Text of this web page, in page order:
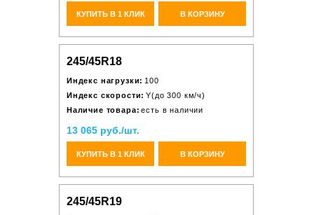
КУПИТЬ В 1 КЛИК В КОРЗИНУ
245/45R18
Индекс нагрузки: 100
Индекс скорости: Y(до 300 км/ч)
Наличие товара: есть в наличии
13 065 руб./шт.
КУПИТЬ В 1 КЛИК В КОРЗИНУ
245/45R19